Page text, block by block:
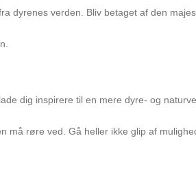
dyrenes verden. Bliv betaget af den
dig inspirere til en mere dyre- og
må røre ved. Gå heller ikke glip af